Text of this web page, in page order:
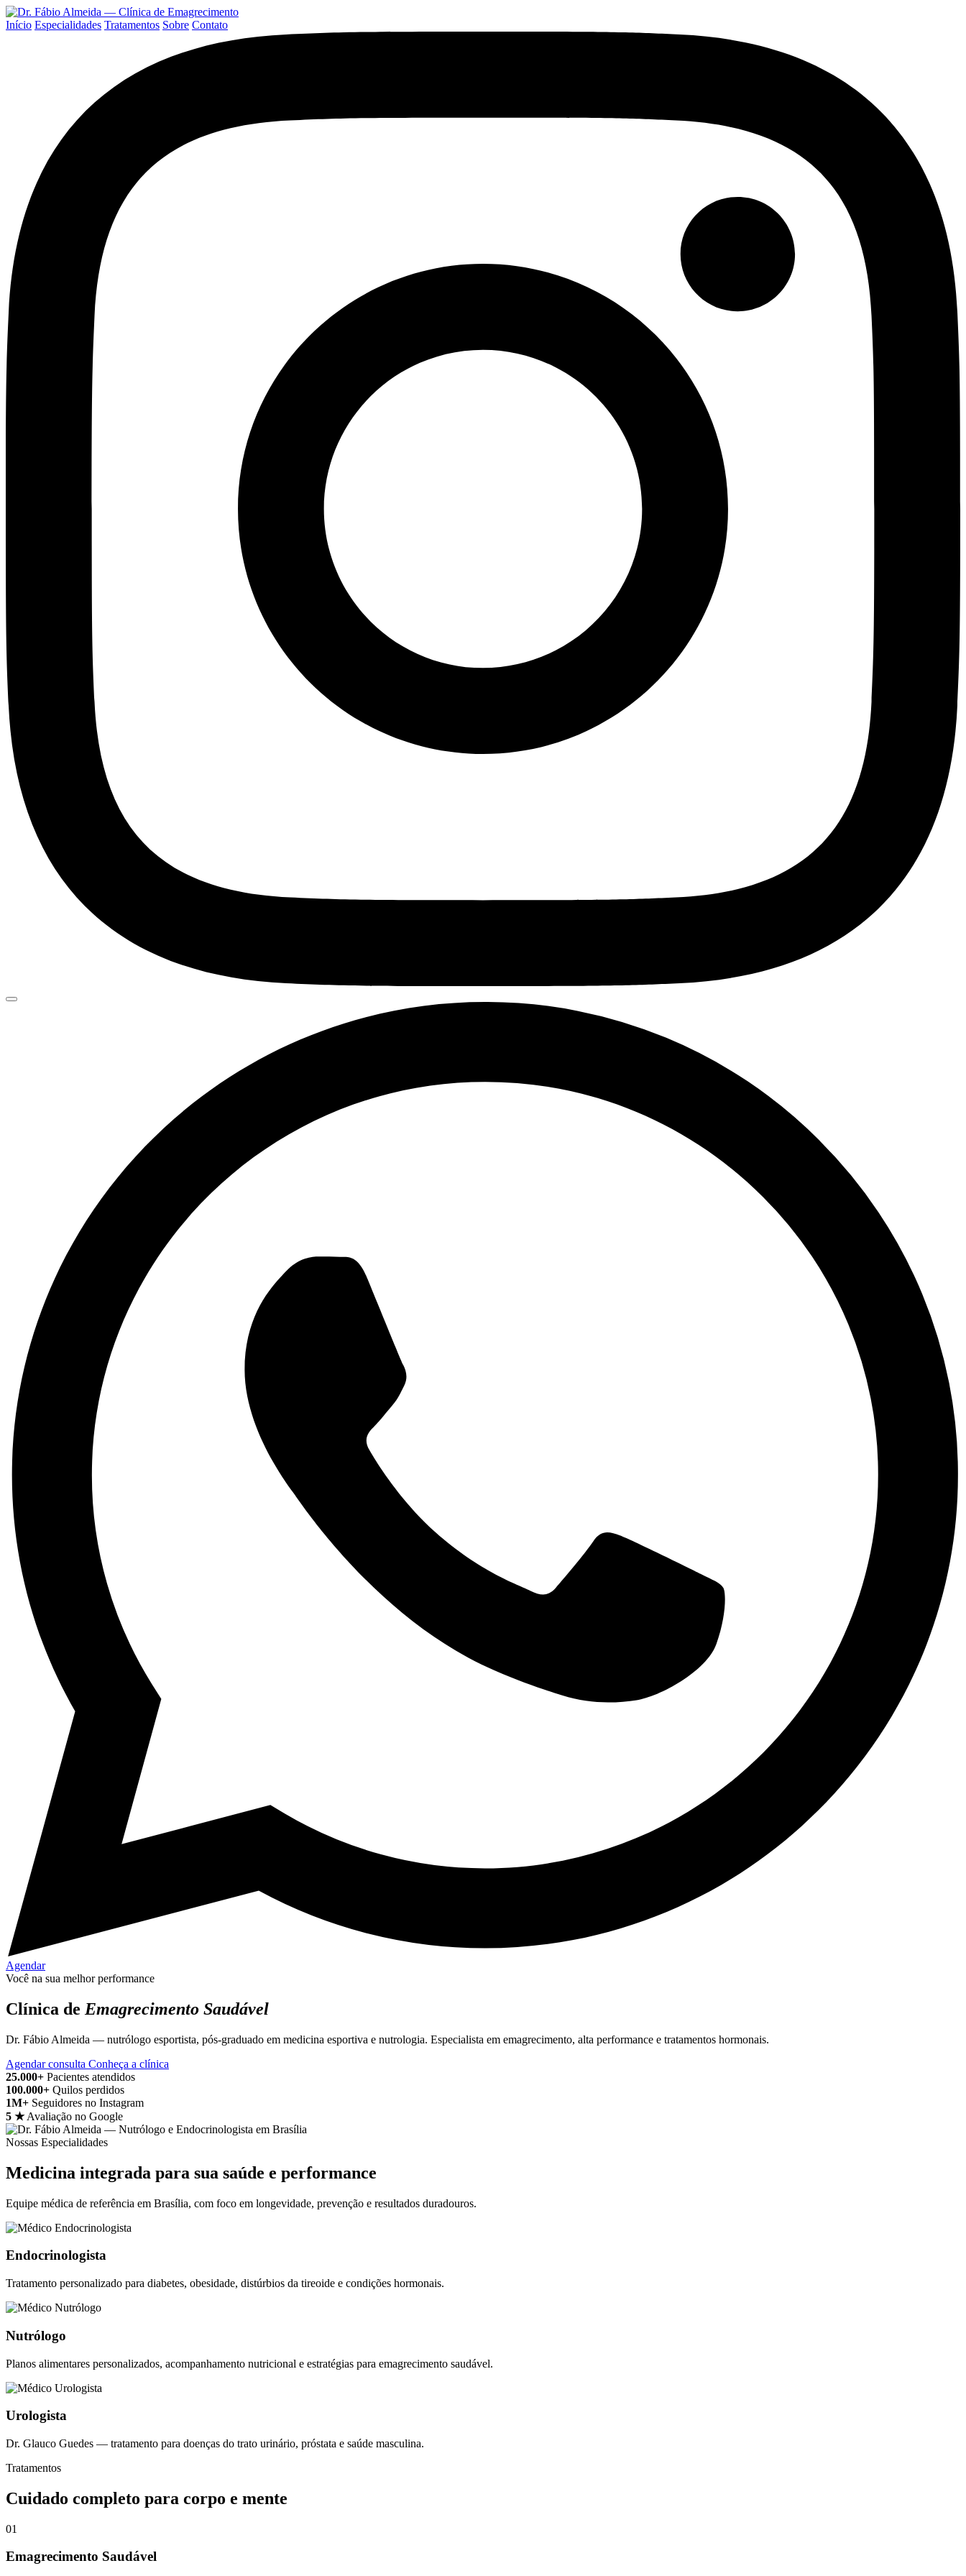
Início Especialidades Tratamentos Sobre Contato
Agendar
Você na sua melhor performance
Clínica de Emagrecimento Saudável
Dr. Fábio Almeida — nutrólogo esportista, pós-graduado em medicina esportiva e nutrologia. Especialista em emagrecimento, alta performance e tratamentos hormonais.
Agendar consulta Conheça a clínica
25.000+ Pacientes atendidos
100.000+ Quilos perdidos
1M+ Seguidores no Instagram
5 ★ Avaliação no Google
Nossas Especialidades
Medicina integrada para sua saúde e performance
Equipe médica de referência em Brasília, com foco em longevidade, prevenção e resultados duradouros.
Endocrinologista
Tratamento personalizado para diabetes, obesidade, distúrbios da tireoide e condições hormonais.
Nutrólogo
Planos alimentares personalizados, acompanhamento nutricional e estratégias para emagrecimento saudável.
Urologista
Dr. Glauco Guedes — tratamento para doenças do trato urinário, próstata e saúde masculina.
Tratamentos
Cuidado completo para corpo e mente
01
Emagrecimento Saudável